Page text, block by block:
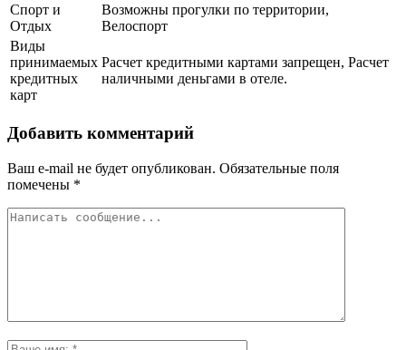
Спорт и
Отдых
Возможны прогулки по территории,
Велоспорт
Виды
принимаемых
кредитных
карт
Расчет кредитными картами запрещен, Расчет
наличными деньгами в отеле.
Добавить комментарий
Ваш e-mail не будет опубликован. Обязательные поля
помечены *